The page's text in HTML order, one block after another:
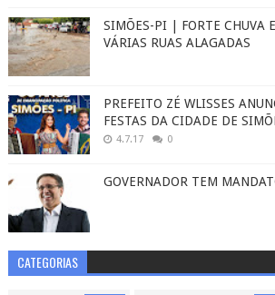
SIMÕES-PI | FORTE CHUVA
VÁRIAS RUAS ALAGADAS
PREFEITO ZÉ WLISSES
FESTAS DA CIDADE DE
4.7.17 0
GOVERNADOR TEM
CATEGORIAS